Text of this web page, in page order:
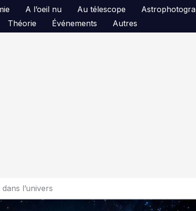
A l’oeil nu Au télescope
Théorie Événements Autres
l’univers